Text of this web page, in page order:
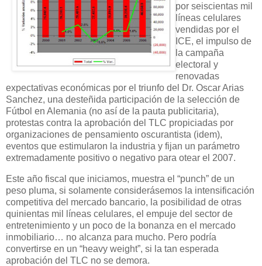
por seiscientas mil
líneas celulares
vendidas por el
ICE, el impulso de
la campaña
electoral y
renovadas
expectativas económicas por el triunfo del Dr. Oscar Arias
Sanchez, una desteñida participación de la selección de
Fútbol en Alemania (no así de la pauta publicitaria),
protestas contra la aprobación del TLC propiciadas por
organizaciones de pensamiento oscurantista (idem),
eventos que estimularon la industria y fijan un parámetro
extremadamente positivo o negativo para otear el 2007.
Este año fiscal que iniciamos, muestra el “punch” de un
peso pluma, si solamente considerásemos la intensificación
competitiva del mercado bancario, la posibilidad de otras
quinientas mil líneas celulares, el empuje del sector de
entretenimiento y un poco de la bonanza en el mercado
inmobiliario… no alcanza para mucho. Pero podría
convertirse en un “heavy weight”, si la tan esperada
aprobación del TLC no se demora.